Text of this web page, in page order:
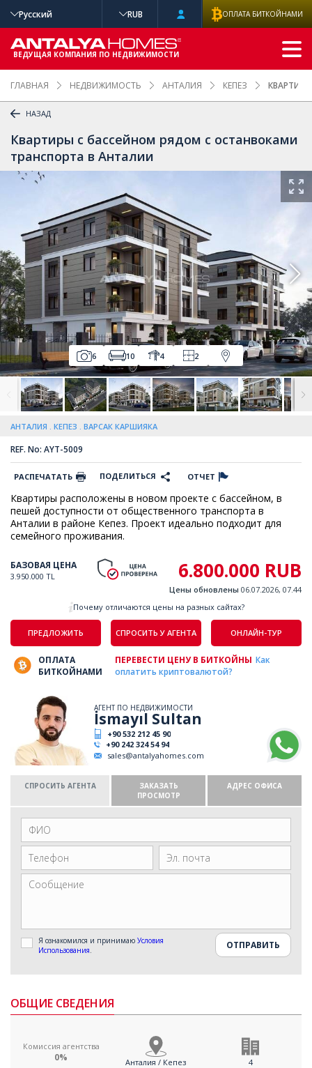
ГЛАВНАЯ НЕДВИЖИМОСТЬ АНТАЛИЯ КЕПЕЗ
НАЗАД
Квартиры с бассейном рядом с останвоками
транспорта в Анталии
6 10 4 2
АНТАЛИЯ КЕПЕЗ ВАРСАК КАРШИЯКА
REF. No: AYT-5009
РАСПЕЧАТАТЬ ПОДЕЛИТЬСЯ ОТЧЕТ
Квартиры расположены в новом проекте с бассейном, в
пешей доступности от общественного транспорта в
Анталии в районе Кепез. Проект идеально подходит для
семейного проживания.
БАЗОВАЯ ЦЕНА
3.950.000 TL 6.800.000 RUB
Цены обновлены 06.07.2026, 07.44
ПРЕДЛОЖИТЬ СПРОСИТЬ У АГЕНТА ОНЛАЙН-ТУР
Почему отличаются цены на разных сайтах?
ОПЛАТА
БИТКОЙНАМИ
ПЕРЕВЕСТИ ЦЕНУ В БИТКОЙНЫ Как
оплатить криптовалютой?
АГЕНТ ПО НЕДВИЖИМОСТИ
İsmayıl Sultan
+90 532 212 45 90
+90 242 324 54 94
sales@antalyahomes.com
СПРОСИТЬ АГЕНТА
ЗАКАЗАТЬ
ПРОСМОТР
АДРЕС ОФИСА
Я ознакомился и принимаю Условия
Использования
ОБЩИЕ СВЕДЕНИЯ
Комиссия агентства
0% Анталия / Кепез 4
Русский RUB ОПЛАТА БИТКОЙНАМИ
ВЕДУЩАЯ КОМПАНИЯ ПО НЕДВИЖИМОСТИ
РАСШИРЕННЫ
Й ПОИСК